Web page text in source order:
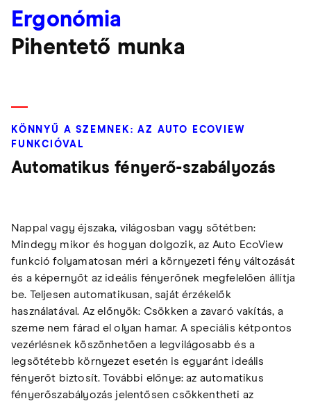
Ergonómia
Pihentető munka
KÖNNYŰ A SZEMNEK: AZ AUTO ECOVIEW
FUNKCIÓVAL
Automatikus fényerő-szabályozás
Nappal vagy éjszaka, világosban vagy sötétben:
Mindegy mikor és hogyan dolgozik, az Auto EcoView
funkció folyamatosan méri a környezeti fény változását
és a képernyőt az ideális fényerőnek megfelelően állítja
be. Teljesen automatikusan, saját érzékelők
használatával. Az előnyök: Csökken a zavaró vakítás, a
szeme nem fárad el olyan hamar. A speciális kétpontos
vezérlésnek köszönhetően a legvilágosabb és a
legsötétebb környezet esetén is egyaránt ideális
fényerőt biztosít. További előnye: az automatikus
fényerőszabályozás jelentősen csökkentheti az